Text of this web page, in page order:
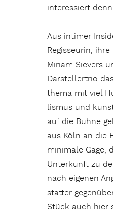
inter­es­siert
Aus intimer
Regis­seurin,
Miriam Sievers
Darstel­ler­trio
thema mit viel
lismus und
auf die Bühne
aus Köln an die
mini­male Gage,
Unter­kunft zu
nach eigenen
statter
Stück auch hier